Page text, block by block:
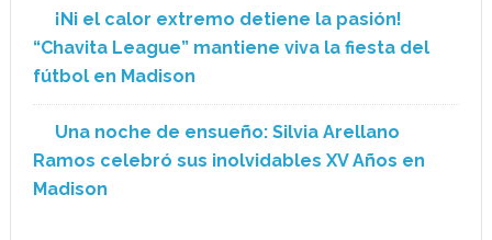
¡Ni el calor extremo detiene la pasión!
“Chavita League” mantiene viva la fiesta del
fútbol en Madison
Una noche de ensueño: Silvia Arellano
Ramos celebró sus inolvidables XV Años en
Madison